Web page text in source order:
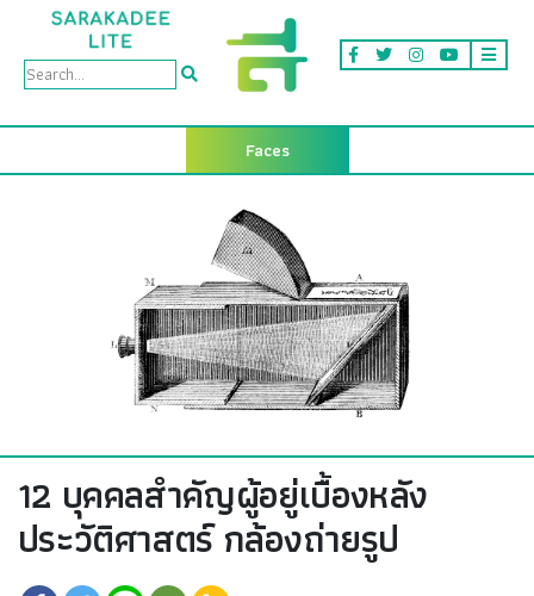
Faces
12 บุคคลสำคัญผู้อยู่เบื้องหลัง
ประวัติศาสตร์ กล้องถ่ายรูป